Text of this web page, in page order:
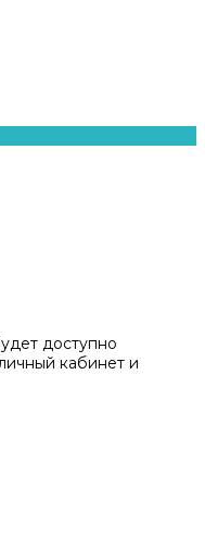
доступно
кабинет и